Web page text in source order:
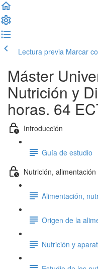
Lectura previa Marcar
Máster
Nutrición y
horas. 64
Introducción
Guía de estudio
Nutrición,
Alimentación,
Origen de la
Nutrición y